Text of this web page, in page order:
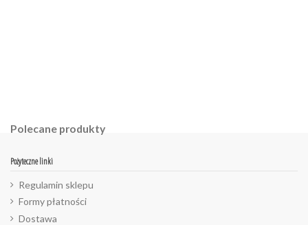
Polecane produkty
Pożyteczne linki
Regulamin sklepu
Formy płatności
Dostawa